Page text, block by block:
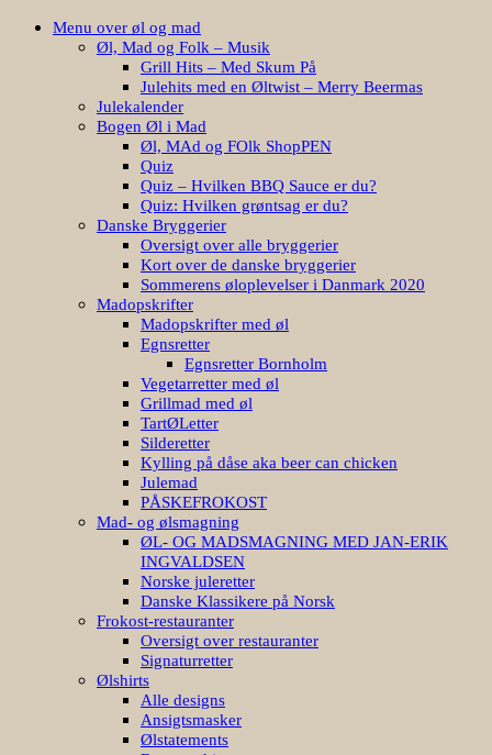
Menu over øl og mad
Øl, Mad og Folk – Musik
Grill Hits – Med Skum På
Julehits med en Øltwist – Merry Beermas
Julekalender
Bogen Øl i Mad
Øl, MAd og FOlk ShopPEN
Quiz
Quiz – Hvilken BBQ Sauce er du?
Quiz: Hvilken grøntsag er du?
Danske Bryggerier
Oversigt over alle bryggerier
Kort over de danske bryggerier
Sommerens øloplevelser i Danmark 2020
Madopskrifter
Madopskrifter med øl
Egnsretter
Egnsretter Bornholm
Vegetarretter med øl
Grillmad med øl
TartØLetter
Silderetter
Kylling på dåse aka beer can chicken
Julemad
PÅSKEFROKOST
Mad- og ølsmagning
ØL- OG MADSMAGNING MED JAN-ERIK
INGVALDSEN
Norske juleretter
Danske Klassikere på Norsk
Frokost-restauranter
Oversigt over restauranter
Signaturretter
Ølshirts
Alle designs
Ansigtsmasker
Ølstatements